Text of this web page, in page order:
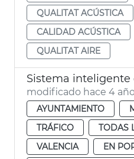
QUALITAT ACÚSTICA
CALIDAD ACÚSTICA
QUALITAT AIRE
modificado hace 4
AYUNTAMIENTO
TRÁFICO
TODAS
VALENCIA
EN